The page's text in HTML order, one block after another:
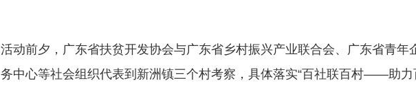
活动前夕，广东省扶贫开发协会与广东省乡村振兴产业联合会、广东省青
务中心等社会组织代表到新洲镇三个村考察，具体落实“百社联百村——助力